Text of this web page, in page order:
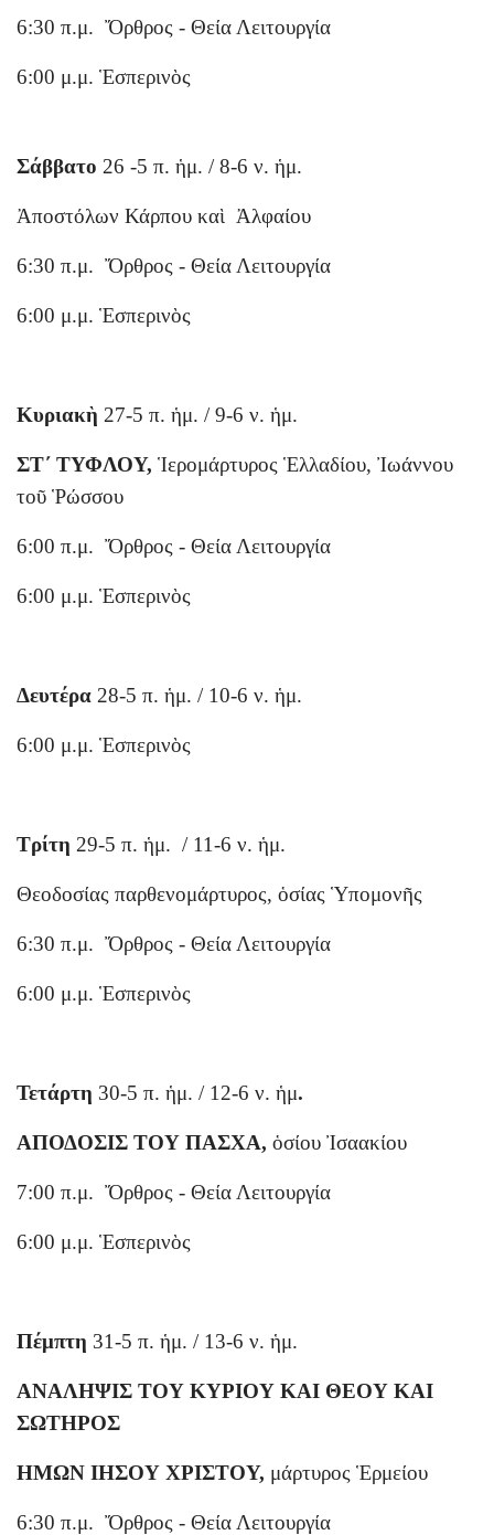
6:30 π.μ. Ὄρθρος - Θεία Λειτουργία
6:00 μ.μ. Ἑσπερινὸς
Σάββατο 26 -5 π. ἡμ. / 8-6 ν. ἡμ.
Ἀποστόλων Κάρπου καὶ Ἀλφαίου
6:30 π.μ. Ὄρθρος - Θεία Λειτουργία
6:00 μ.μ. Ἑσπερινὸς
Κυριακὴ 27-5 π. ἡμ. / 9-6 ν. ἡμ.
ΣΤ΄ ΤΥΦΛΟΥ, Ἱερομάρτυρος Ἑλλαδίου, Ἰωάννου
τοῦ Ῥώσσου
6:00 π.μ. Ὄρθρος - Θεία Λειτουργία
6:00 μ.μ. Ἑσπερινὸς
Δευτέρα 28-5 π. ἡμ. / 10-6 ν. ἡμ.
6:00 μ.μ. Ἑσπερινὸς
Τρίτη 29-5 π. ἡμ. / 11-6 ν. ἡμ.
Θεοδοσίας παρθενομάρτυρος, ὁσίας Ὑπομονῆς
6:30 π.μ. Ὄρθρος - Θεία Λειτουργία
6:00 μ.μ. Ἑσπερινὸς
Τετάρτη 30-5 π. ἡμ. / 12-6 ν. ἡμ.
ΑΠΟΔΟΣΙΣ ΤΟΥ ΠΑΣΧΑ, ὁσίου Ἰσαακίου
7:00 π.μ. Ὄρθρος - Θεία Λειτουργία
6:00 μ.μ. Ἑσπερινὸς
Πέμπτη 31-5 π. ἡμ. / 13-6 ν. ἡμ.
ΑΝΑΛΗΨΙΣ ΤΟΥ ΚΥΡΙΟΥ ΚΑΙ ΘΕΟΥ ΚΑΙ
ΣΩΤΗΡΟΣ
ΗΜΩΝ ΙΗΣΟΥ ΧΡΙΣΤΟΥ, μάρτυρος Ἑρμείου
6:30 π.μ. Ὄρθρος - Θεία Λειτουργία